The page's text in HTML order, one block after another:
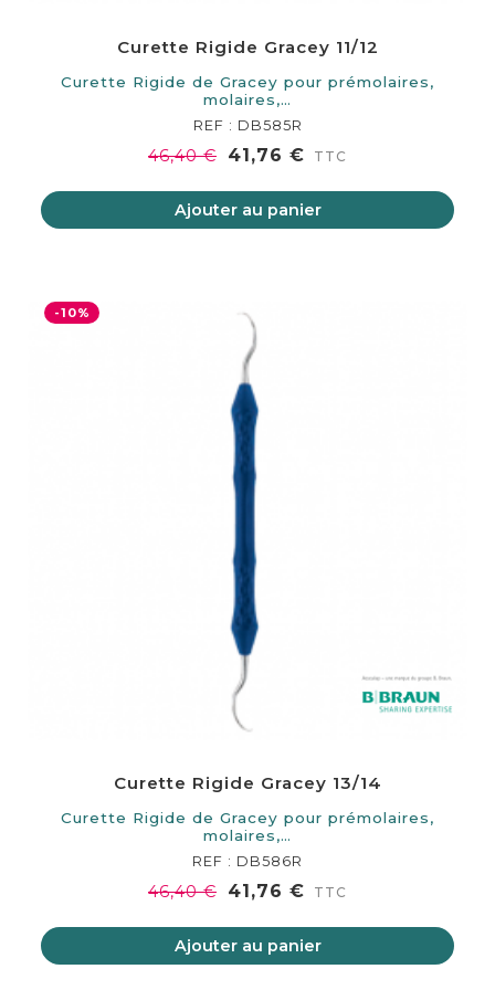
Curette Rigide Gracey 11/12
Curette Rigide de Gracey pour prémolaires,
molaires,…
REF : DB585R
46,40 € 41,76 € TTC
Ajouter au panier
-10%
Curette Rigide Gracey 13/14
Curette Rigide de Gracey pour prémolaires,
molaires,…
REF : DB586R
46,40 € 41,76 € TTC
Ajouter au panier